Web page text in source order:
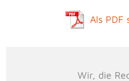
Als PDF
Wir, die